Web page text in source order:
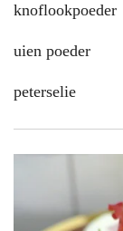
knoflookpoeder
uien poeder
peterselie